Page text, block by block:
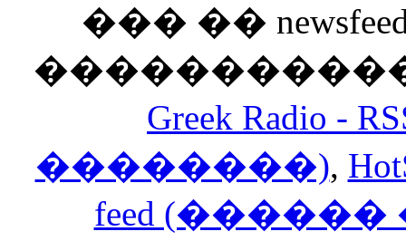
��� ��
Greek Radio
��������),
feed